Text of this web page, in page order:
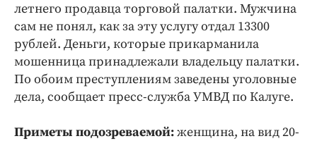
летнего продавца торговой палатки. Мужчина
сам не понял, как за эту услугу отдал 13300
рублей. Деньги, которые прикарманила
мошенница принадлежали владельцу палатки.
По обоим преступлениям заведены уголовные
дела, сообщает пресс-служба УМВД по Калуге.
Приметы подозреваемой:женщина, на вид 20-